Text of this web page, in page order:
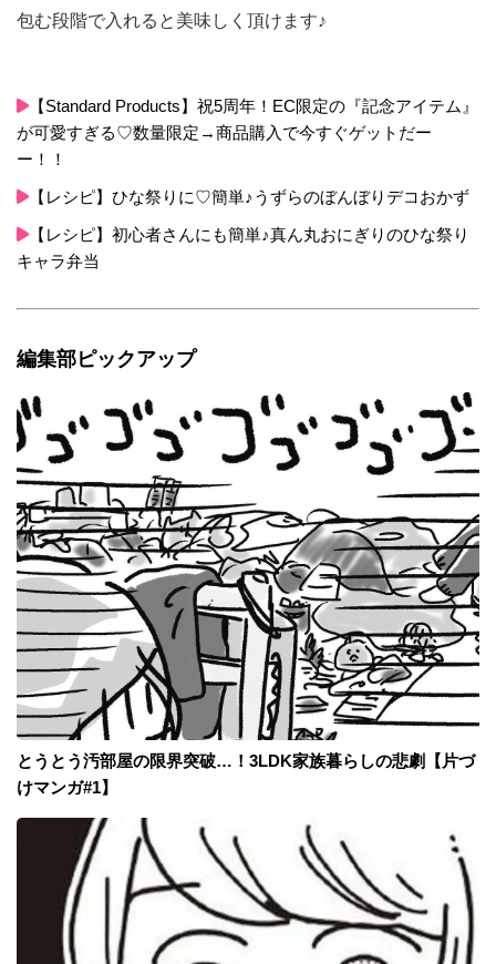
包む段階で入れると美味しく頂けます♪
【Standard Products】祝5周年！EC限定の『記念アイテム』
が可愛すぎる♡数量限定→商品購入で今すぐゲットだー
ー！！
【レシピ】ひな祭りに♡簡単♪うずらのぼんぼりデコおかず
【レシピ】初心者さんにも簡単♪真ん丸おにぎりのひな祭り
キャラ弁当
編集部ピックアップ
とうとう汚部屋の限界突破…！3LDK家族暮らしの悲劇【片づ
けマンガ#1】